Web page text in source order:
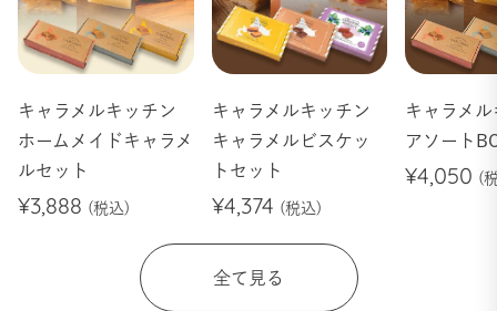
キャラメルキッチン
ホームメイドキャラメ
ルセット
¥3,888
キャラメルキッチン
キャラメルビスケッ
トセット
¥4,374
キャラメ
アソート
¥4,050
全て見る